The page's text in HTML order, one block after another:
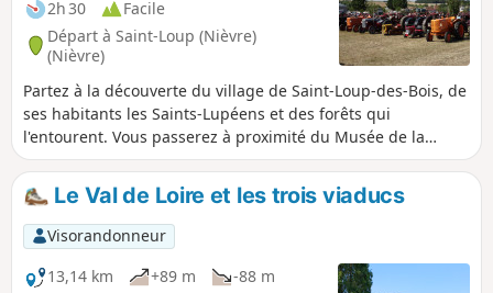
2h 30
Facile
Départ à Saint-Loup (Nièvre)
(Nièvre)
Partez à la découverte du village de Saint-Loup-des-Bois, de
ses habitants les Saints-Lupéens et des forêts qui
l'entourent. Vous passerez à proximité du Musée de la
Machine agricole et de la ruralité qui retrace l’histoire du
machinisme agricole. À ces collections majeures en Europe,
s’ajoute l’étonnante et impressionnante collection de fers à
repasser ainsi que la collection dédiée aux métiers du bois
(sabotiers, tonneliers, charrons, etc.).
Le Val de Loire et les trois viaducs
Visorandonneur
13,14 km
+89 m
-88 m